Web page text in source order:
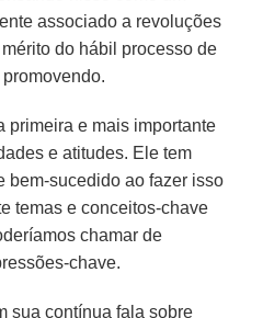
associado a revoluções
do hábil processo de
primeira e mais importante
e atitudes. Ele tem
bem-sucedido ao fazer isso
temas e conceitos-chave
chamar de
chave.
sua contínua fala sobre